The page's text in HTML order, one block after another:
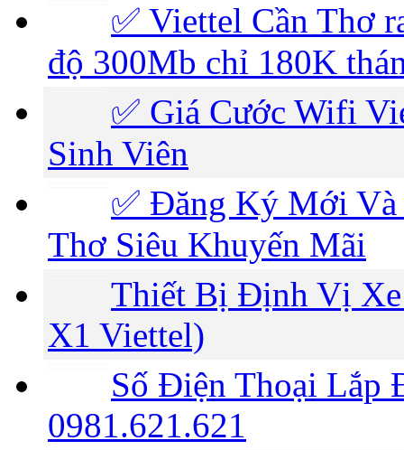
✅ ‎Viettel Cần Thơ
độ 300Mb chỉ 180K
✅ ‎Giá Cước Wifi
Sinh Viên
✅‎ Đăng Ký Mới Và
Thơ Siêu Khuyến Mãi
Thiết Bị Định Vị
X1 Viettel)
Số Điện Thoại Lắp
0981.621.621